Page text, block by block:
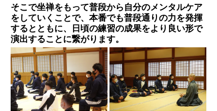
そこで坐禅をもって普段から自分のメンタルケア
をしていくことで、本番でも普段通りの力を発揮
するとともに、日頃の練習の成果をより良い形で
演出することに繋がります。